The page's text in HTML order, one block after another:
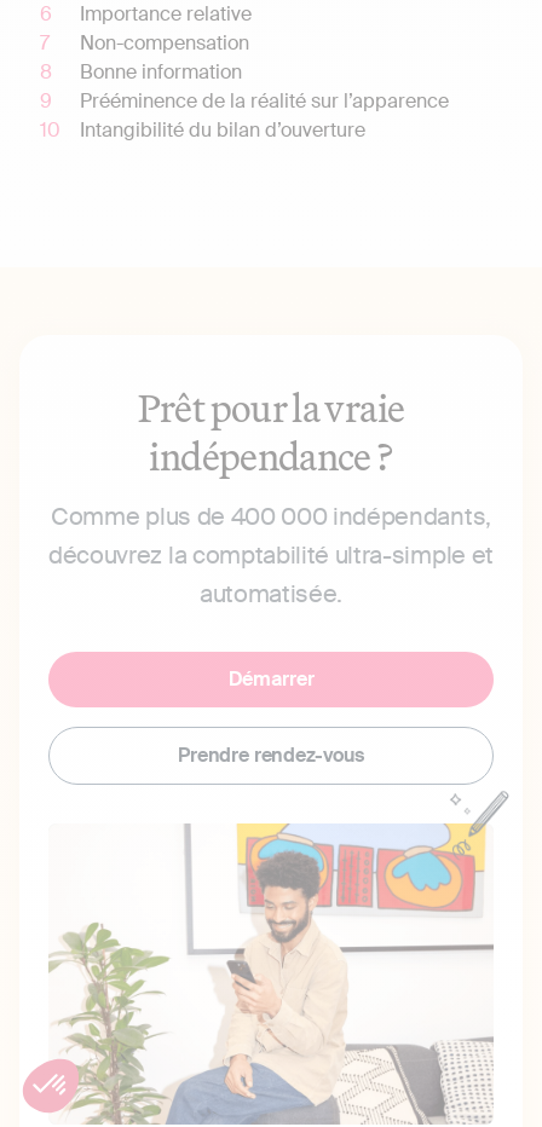
Importance relative
Non-compensation
Bonne information
Prééminence de la réalité sur l’apparence
Intangibilité du bilan d’ouverture
Prêt pour la vraie
indépendance ?
Comme plus de 400 000 indépendants,
découvrez la comptabilité ultra-simple et
automatisée.
Démarrer
Prendre rendez-vous